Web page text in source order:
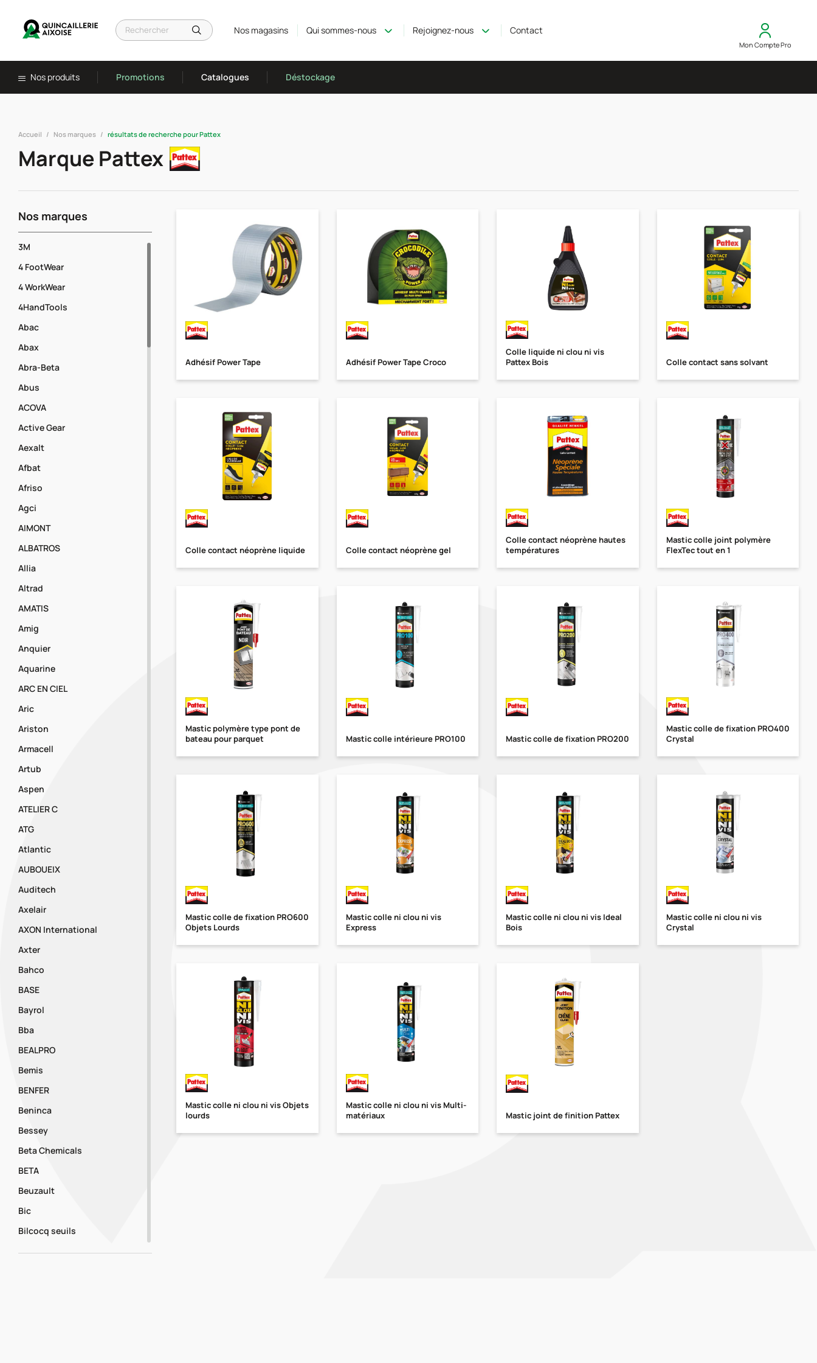
Nos magasins Qui sommes-nous Rejoignez-nous Contact
Mon Compte Pro
Nos produits Promotions Catalogues Déstockage
Accueil Nos marques résultats de recherche pour Pattex
Marque Pattex
Nos marques
3M
4 FootWear
4 WorkWear
4HandTools
Abac
Abax
Abra-Beta
Abus
ACOVA
Active Gear
Aexalt
Afbat
Afriso
Agci
AIMONT
ALBATROS
Allia
Altrad
AMATIS
Amig
Anquier
Aquarine
ARC EN CIEL
Aric
Ariston
Armacell
Artub
Aspen
ATELIER C
ATG
Atlantic
AUBOUEIX
Auditech
Axelair
AXON International
Axter
Bahco
BASE
Bayrol
Bba
BEALPRO
Bemis
BENFER
Beninca
Bessey
Beta Chemicals
BETA
Beuzault
Bic
Bilcocq seuils
Bionaire
Adhésif Power Tape Adhésif Power Tape Croco
Colle liquide ni clou ni vis
Pattex Bois
Colle contact sans solvant
Colle contact néoprène liquide Colle contact néoprène gel
Colle contact néoprène hautes
températures
Mastic colle joint polymère
FlexTec tout en 1
Mastic polymère type pont de
bateau pour parquet
Mastic colle intérieure PRO100 Mastic colle de fixation PRO200
Mastic colle de fixation PRO400
Crystal
Mastic colle de fixation PRO600
Objets Lourds
Mastic colle ni clou ni vis
Express
Mastic colle ni clou ni vis Ideal
Bois
Mastic colle ni clou ni vis
Crystal
Mastic colle ni clou ni vis Objets
lourds
Mastic colle ni clou ni vis Multi-
matériaux
Mastic joint de finition Pattex